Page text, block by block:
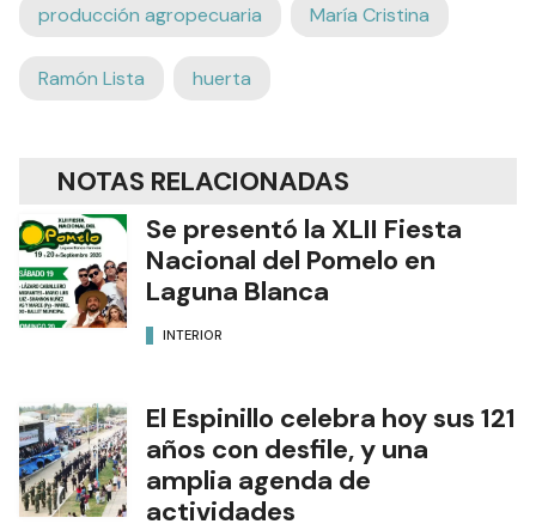
producción agropecuaria María Cristina
Ramón Lista huerta
NOTAS RELACIONADAS
Se presentó la XLII Fiesta
Nacional del Pomelo en
Laguna Blanca
INTERIOR
El Espinillo celebra hoy sus 121
años con desfile, y una
amplia agenda de
actividades